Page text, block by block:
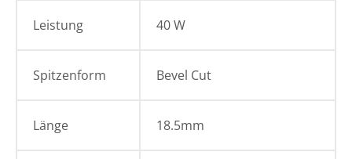
Leistung 40 W
Spitzenform Bevel Cut
Länge 18.5mm